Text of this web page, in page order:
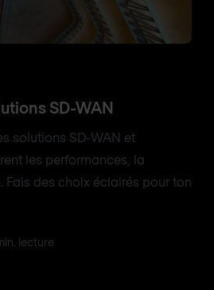
SD-WAN
solutions SD-WAN et
les performances, la
Fais des choix éclairés pour ton
lecture